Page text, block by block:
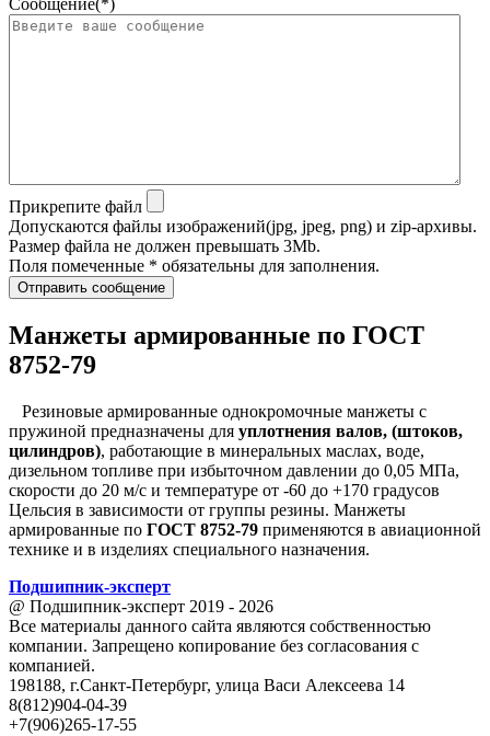
Прикрепите файл
Допускаются файлы изображений(jpg, jpeg, png) и zip-архивы.
Размер файла не должен превышать 3Mb.
Поля помеченные * обязательны для заполнения.
Отправить сообщение
Манжеты армированные по ГОСТ
8752-79
Резиновые армированные однокромочные манжеты с
пружиной предназначены для уплотнения валов, (штоков,
цилиндров), работающие в минеральных маслах, воде,
дизельном топливе при избыточном давлении до 0,05 МПа,
скорости до 20 м/с и температуре от -60 до +170 градусов
Цельсия в зависимости от группы резины. Манжеты
армированные по ГОСТ 8752-79 применяются в авиационной
технике и в изделиях специального назначения.
Подшипник-эксперт
@ Подшипник-эксперт 2019 - 2026
Все материалы данного сайта являются собственностью
компании. Запрещено копирование без согласования с
компанией.
198188, г.Санкт-Петербург, улица Васи Алексеева 14
8(812)904-04-39
+7(906)265-17-55